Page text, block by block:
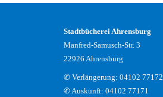
Stadtbücherei Ahrensburg
Manfred-Samusch-Str. 3
22926 Ahrensburg
✆ Verlängerung: 04102 77172
✆ Auskunft: 04102 77171